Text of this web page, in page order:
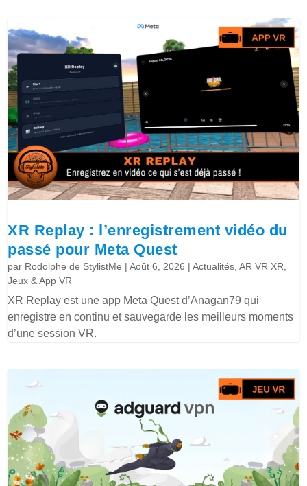
XR Replay : l’enregistrement vidéo du
passé pour Meta Quest
par Rodolphe de StylistMe |Août 6, 2026 |Actualités ,AR VR XR
Jeux & App VR
XR Replay est une app Meta Quest d’Anagan79 qui
enregistre en continu et sauvegarde les meilleurs moments
d’une session VR.